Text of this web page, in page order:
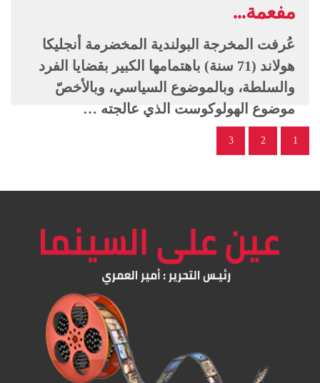
مفعمة...
عُرفت المخرجة البولندية المخضرمة أنجليكا
هولاند (71 سنة) باهتمامها الكبير بقضايا الفرد
والسلطة، وبالموضوع السياسي، وبالأخصّ
موضوع الهولوكوست الذي عالجته …
1
2
3